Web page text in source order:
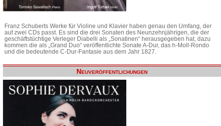
Franz Schuberts Werke für Violine und Klavier haben genau den Umfang, der
auf zwei CDs passt. Es sind die drei Sonaten des Neunzehnjährigen, die der
geschäftstüchtige Verleger Diabelli als „Sonatinen“ herausgegeben hat, dazu
kommen die als „Grand Duo“ veröffentlichte Sonate A-Dur, das h-Moll-Rondo
und die bedeutende C-Dur-Fantasie aus dem Jahr 1827.
Neuveröffentlichungen